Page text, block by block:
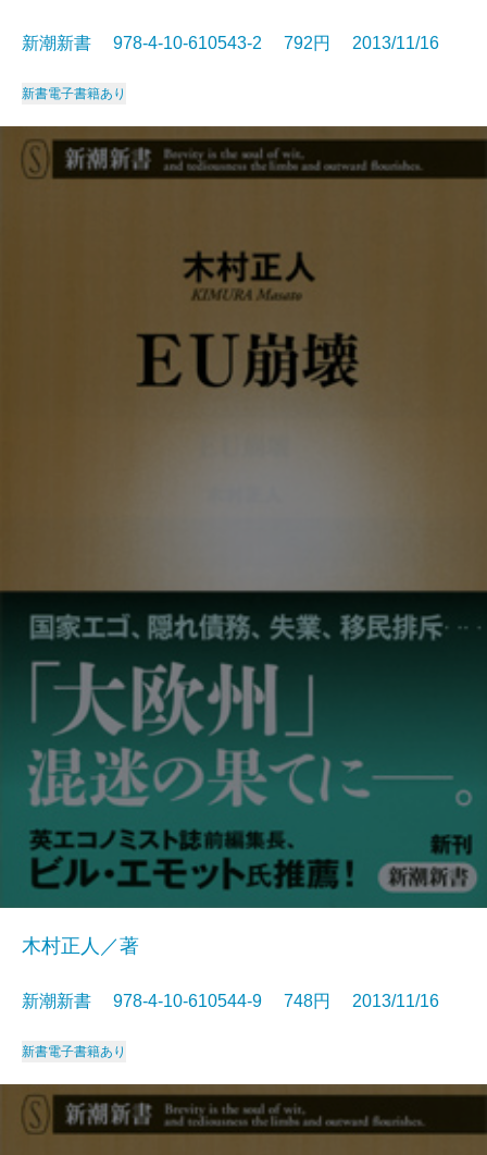
新潮新書 978-4-10-610543-2 792円 2013/11/16
新書電子書籍あり
木村正人／著
新潮新書 978-4-10-610544-9 748円 2013/11/16
新書電子書籍あり